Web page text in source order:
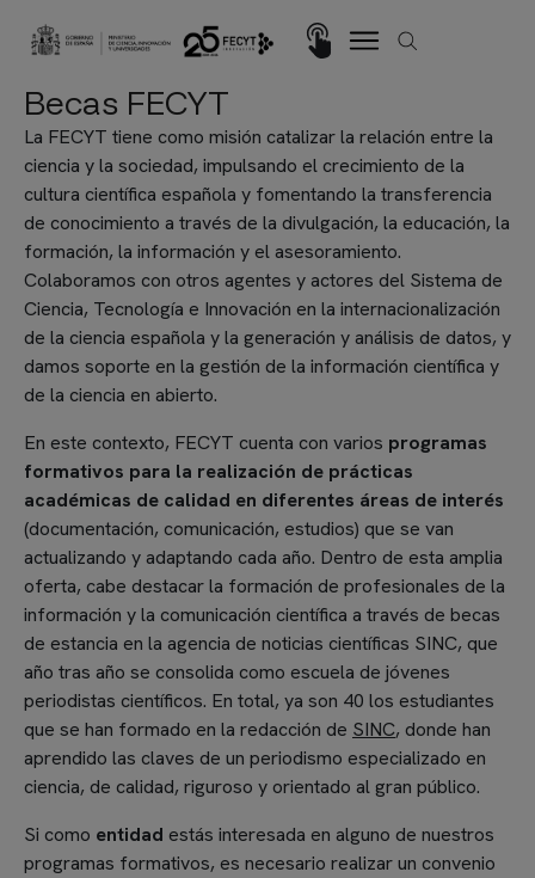
Imagen
Becas FECYT
La FECYT tiene como misión catalizar la relación entre la
ciencia y la sociedad, impulsando el crecimiento de la
cultura científica española y fomentando la transferencia
de conocimiento a través de la divulgación, la educación, la
formación, la información y el asesoramiento.
Colaboramos con otros agentes y actores del Sistema de
Ciencia, Tecnología e Innovación en la internacionalización
de la ciencia española y la generación y análisis de datos, y
damos soporte en la gestión de la información científica y
de la ciencia en abierto.
En este contexto, FECYT cuenta con varios programas
formativos para la realización de prácticas
académicas de calidad en diferentes áreas de interés
(documentación, comunicación, estudios) que se van
actualizando y adaptando cada año. Dentro de esta amplia
oferta, cabe destacar la formación de profesionales de la
información y la comunicación científica a través de becas
de estancia en la agencia de noticias científicas SINC, que
año tras año se consolida como escuela de jóvenes
periodistas científicos. En total, ya son 40 los estudiantes
que se han formado en la redacción de SINC, donde han
aprendido las claves de un periodismo especializado en
ciencia, de calidad, riguroso y orientado al gran público.
Si como entidad estás interesada en alguno de nuestros
programas formativos, es necesario realizar un convenio